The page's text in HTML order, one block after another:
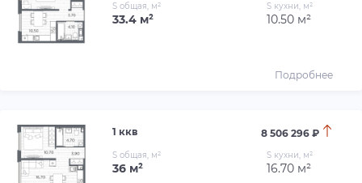
S общая, м²
33.4 м²
S кухни, м²
10.50 м²
Подробнее
1 ккв 8 506 296 ₽
S общая, м²
36 м²
S кухни, м²
16.70 м²